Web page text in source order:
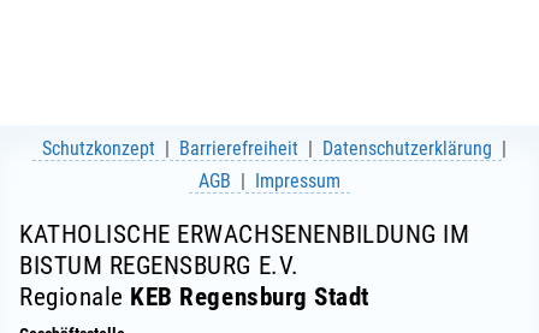
Schutzkonzept Barrierefreiheit
Datenschutzerklärung
AGB
Impressum
KATHOLISCHE ERWACHSENENBILDUNG IM
BISTUM REGENSBURG E.V.
Regionale KEB Regensburg Stadt